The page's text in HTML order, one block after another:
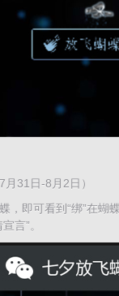
31日-8月2日）
，即可看到“绑”在
言”。